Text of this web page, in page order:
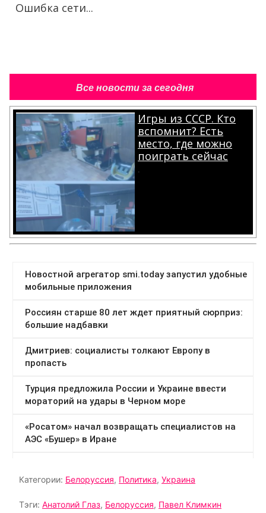
Ошибка сети...
Все новости за сегодня
Игры из СССР. Кто
вспомнит? Есть
место, где можно
поиграть сейчас
.
Категории: Белоруссия, Политика, Украина
Тэги: Анатолий Глаз, Белоруссия, Павел Климкин